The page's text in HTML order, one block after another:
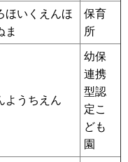
ほいくえんほ
ま
保育
所
ようちえん
幼保
連携
型認
定こ
ども
園